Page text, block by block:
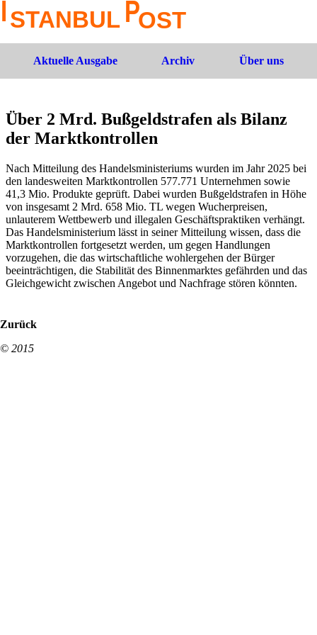
Aktuelle Ausgabe Archiv Über uns
Über 2 Mrd. Bußgeldstrafen als Bilanz
der Marktkontrollen
Nach Mitteilung des Handelsministeriums wurden im Jahr 2025 bei
den landesweiten Marktkontrollen 577.771 Unternehmen sowie
41,3 Mio. Produkte geprüft. Dabei wurden Bußgeldstrafen in Höhe
von insgesamt 2 Mrd. 658 Mio. TL wegen Wucherpreisen,
unlauterem Wettbewerb und illegalen Geschäftspraktiken verhängt.
Das Handelsministerium lässt in seiner Mitteilung wissen, dass die
Marktkontrollen fortgesetzt werden, um gegen Handlungen
vorzugehen, die das wirtschaftliche wohlergehen der Bürger
beeinträchtigen, die Stabilität des Binnenmarktes gefährden und das
Gleichgewicht zwischen Angebot und Nachfrage stören könnten.
Zurück
© 2015